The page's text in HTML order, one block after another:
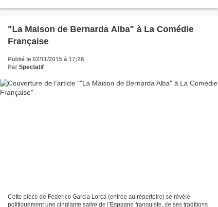
"La Maison de Bernarda Alba" à La Comédie
Française
Publié le 02/11/2015 à 17:26
Par Spectatif
Cette pièce de Federico Garcia Lorca (entrée au répertoire) se révèle
politiquement une cinglante satire de l’Espagne franquiste, de ses traditions